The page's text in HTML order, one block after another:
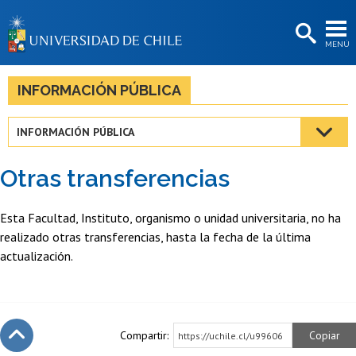
MENÚ
BIBLIOTECAS
LA UNIVERSIDAD
Estudiantes
Académicas/os
Funcionarias/os
Egresadas/os
INFORMACIÓN PÚBLICA
INFORMACIÓN PÚBLICA
Otras transferencias
Esta Facultad, Instituto, organismo o unidad universitaria, no ha
realizado otras transferencias, hasta la fecha de la última
actualización.
Compartir: https://uchile.cl/u99606 Copiar